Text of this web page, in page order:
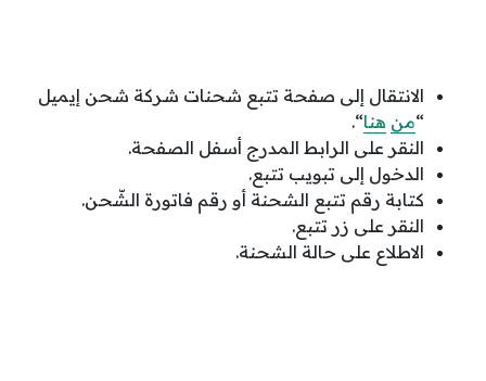
الانتقال إلى صفحة تتبع شحنات شركة شحن إيميل
“من هنا“.
النقر على الرابط المدرج أسفل الصفحة.
الدخول إلى تبويب تتبع.
كتابة رقم تتبع الشحنة أو رقم فاتورة الشّحن.
النقر على زر تتبع.
الاطلاع على حالة الشحنة.